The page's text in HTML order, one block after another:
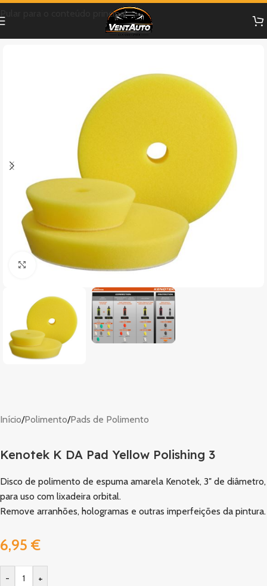
Pular para o conteúdo principal
Clique para ampliar
Início/Polimento/Pads de Polimento
Kenotek K DA Pad Yellow Polishing 3
Disco de polimento de espuma amarela Kenotek, 3″ de diâmetro,
para uso com lixadeira orbital.
Remove arranhões, hologramas e outras imperfeições da pintura.
6,95 €
- +